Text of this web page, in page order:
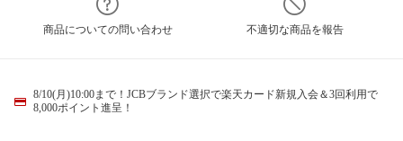
商品についての問い合わせ 不適切な商品を報告
8/10(月)10:00まで！JCBブランド選択で楽天カード新規入会＆3回利用で
8,000ポイント進呈！